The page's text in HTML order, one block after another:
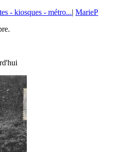
- kiosques - métro...| MarieP